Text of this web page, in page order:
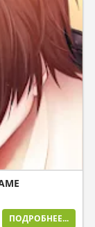
ПОДРОБНЕЕ...